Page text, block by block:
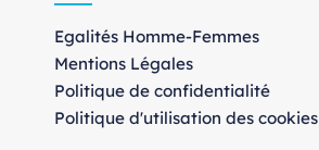
Egalités Homme-Femmes
Mentions Légales
Politique de confidentialité
Politique d'utilisation des cookies